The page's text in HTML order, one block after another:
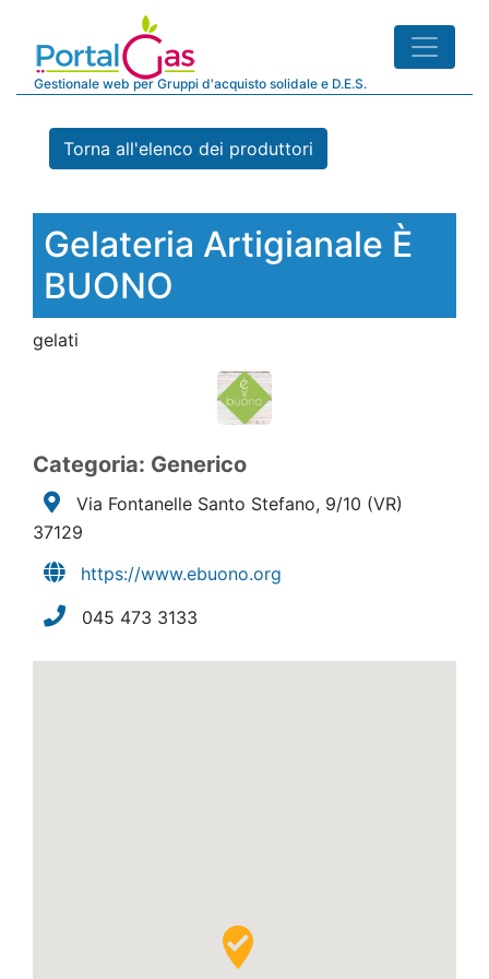
Gestionale web per Gruppi d'acquisto solidale e D.E.S.
Torna all'elenco dei produttori
Gelateria Artigianale È
BUONO
gelati
Categoria: Generico
Via Fontanelle Santo Stefano, 9/10 (VR)
37129
https://www.ebuono.org
045 473 3133